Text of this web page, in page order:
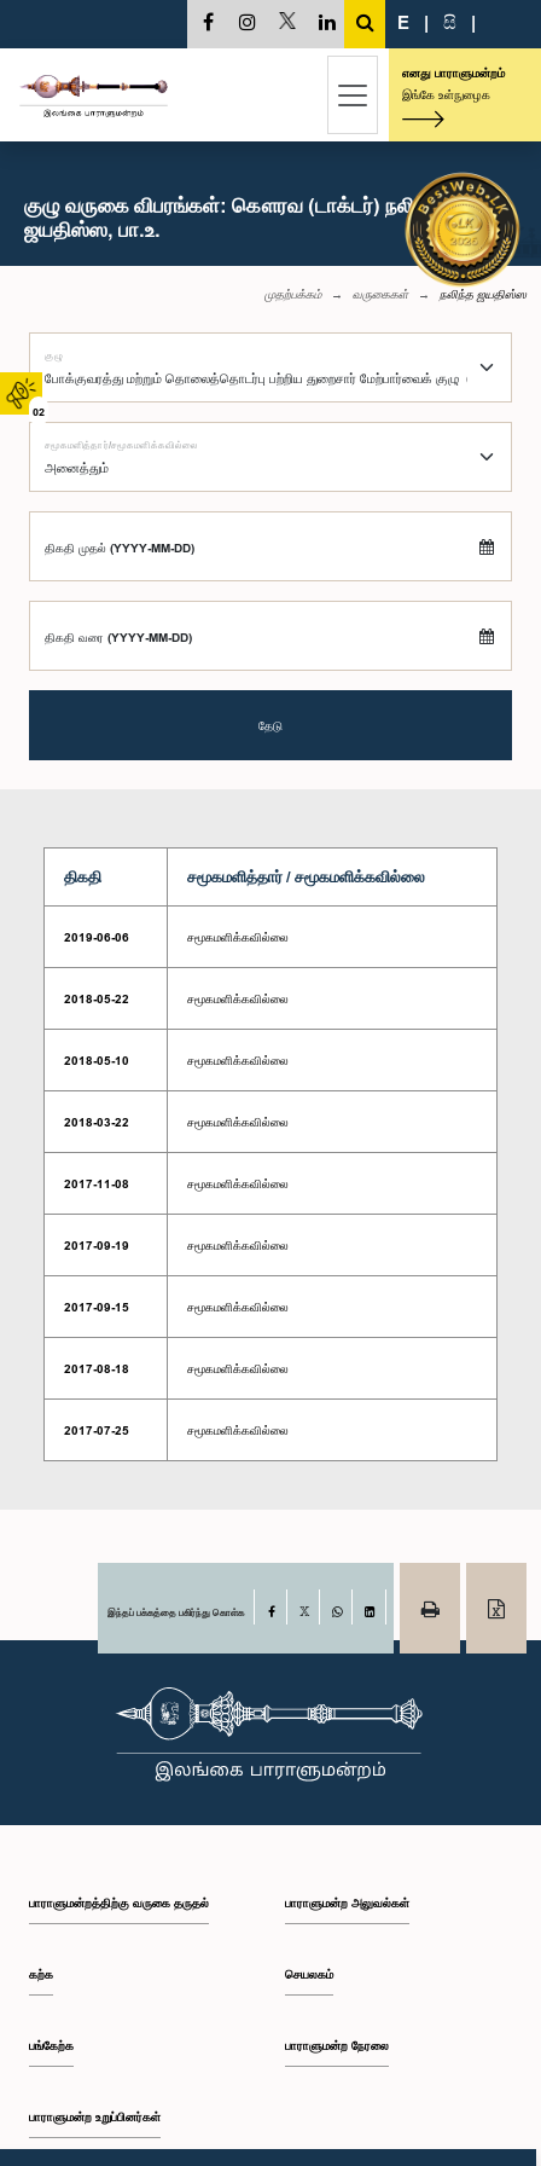
02
E | සි |
எனது பாராளுமன்றம்
இங்கே உள்நுழைக
குழு வருகை விபரங்கள்: கௌரவ (டாக்டர்) நலிந்த
ஜயதிஸ்ஸ, பா.உ.
முதற்பக்கம் வருகைகள் நலிந்த ஜயதிஸ்ஸ
குழு
சமூகமளித்தார்/சமூகமளிக்கவில்லை
திகதி முதல் (YYYY-MM-DD)
திகதி வரை (YYYY-MM-DD)
தேடு
திகதி சமூகமளித்தார் / சமூகமளிக்கவில்லை
2019-06-06 சமூகமளிக்கவில்லை
2018-05-22 சமூகமளிக்கவில்லை
2018-05-10 சமூகமளிக்கவில்லை
2018-03-22 சமூகமளிக்கவில்லை
2017-11-08 சமூகமளிக்கவில்லை
2017-09-19 சமூகமளிக்கவில்லை
2017-09-15 சமூகமளிக்கவில்லை
2017-08-18 சமூகமளிக்கவில்லை
2017-07-25 சமூகமளிக்கவில்லை
இந்தப் பக்கத்தை பகிர்ந்து கொள்க Facebook
பாராளுமன்றத்திற்கு வருகை தருதல்
கற்க
பங்கேற்க
பாராளுமன்ற உறுப்பினர்கள்
பாராளுமன்ற அலுவல்கள்
செயலகம்
பாராளுமன்ற நேரலை